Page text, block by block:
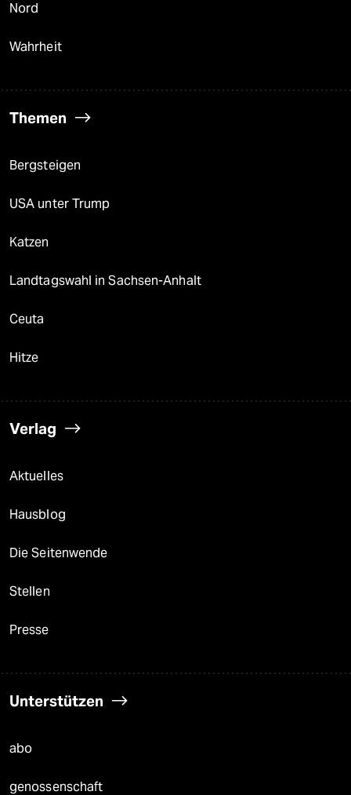
Nord
Wahrheit
Themen
Bergsteigen
USA unter Trump
Katzen
Landtagswahl in Sachsen-Anhalt
Ceuta
Hitze
Verlag
Aktuelles
Hausblog
Die Seitenwende
Stellen
Presse
Unterstützen
abo
genossenschaft